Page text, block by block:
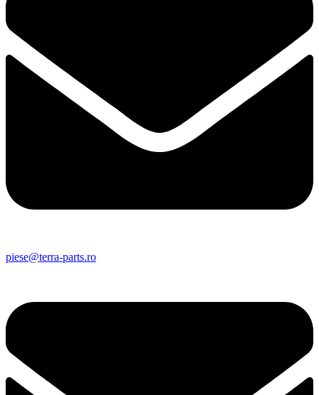
piese@terra-parts.ro